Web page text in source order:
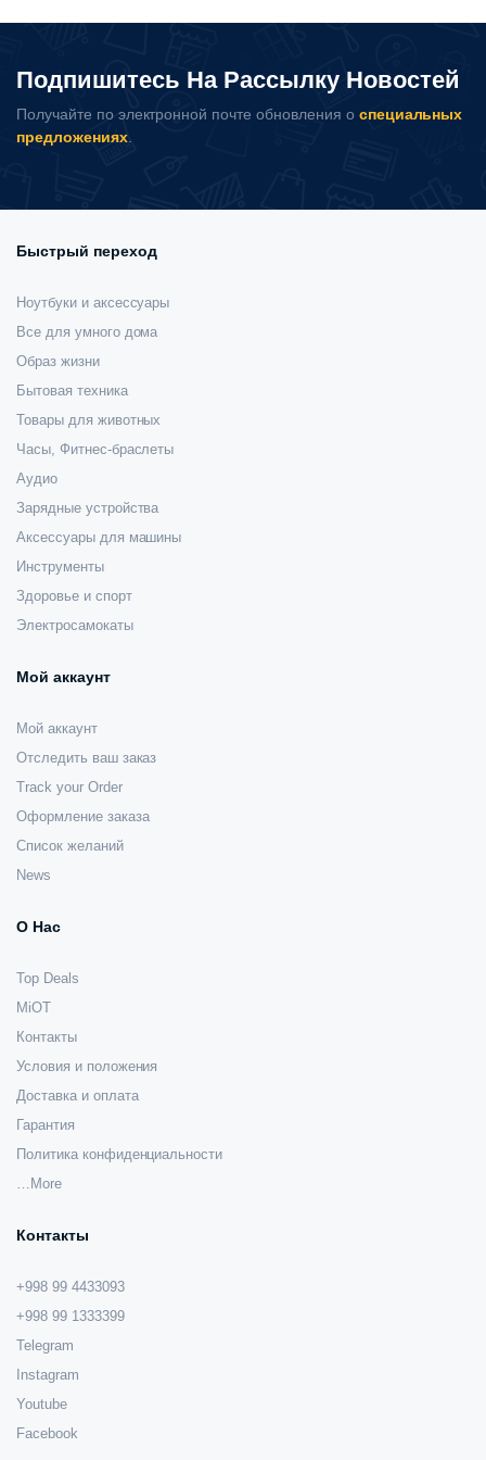
000 сум.
SteelMate
TPMS
TP-
S10i
Подпишитесь На Рассылку Новостей
Получайте по электронной почте обновления о специальных
предложениях.
Быстрый переход
Ноутбуки и аксессуары
Все для умного дома
Образ жизни
Бытовая техника
Товары для животных
Часы, Фитнес-браслеты
Аудио
Зарядные устройства
Аксессуары для машины
Инструменты
Здоровье и спорт
Электросамокаты
Мой аккаунт
Мой аккаунт
Отследить ваш заказ
Track your Order
Оформление заказа
Список желаний
News
О Нас
Top Deals
MiOT
Контакты
Условия и положения
Доставка и оплата
Гарантия
Политика конфиденциальности
…More
Контакты
+998 99 4433093
+998 99 1333399
Telegram
Instagram
Youtube
Facebook